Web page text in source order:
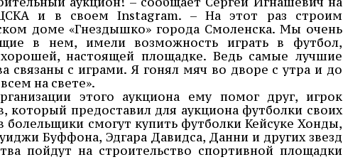
и в своем Instagram. – На этот раз строим
доме «Гнездышко» города Смоленска. Мы очень
в нем, имели возможность играть в футбол,
настоящей площадке. Ведь самые лучшие
связаны с играми. Я гонял мяч во дворе с утра и до
на свете».
этого аукциона ему помог друг, игрок
который предоставил для аукциона футболки своих
болельщики смогут купить футболки Кейсуке Хонды,
Буффона, Эдгара Давидса, Данни и других звезд
пойдут на строительство спортивной площадки